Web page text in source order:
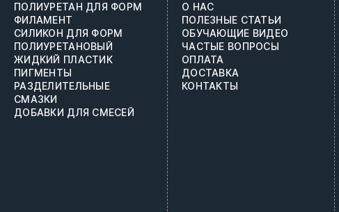
ПОЛИУРЕТАН ДЛЯ ФОРМ
ФИЛАМЕНТ
СИЛИКОН ДЛЯ ФОРМ
ПОЛИУРЕТАНОВЫЙ
ЖИДКИЙ ПЛАСТИК
ПИГМЕНТЫ
РАЗДЕЛИТЕЛЬНЫЕ
СМАЗКИ
ДОБАВКИ ДЛЯ СМЕСЕЙ
О НАС
ПОЛЕЗНЫЕ СТАТЬИ
ОБУЧАЮЩИЕ ВИДЕО
ЧАСТЫЕ ВОПРОСЫ
ОПЛАТА
ДОСТАВКА
КОНТАКТЫ